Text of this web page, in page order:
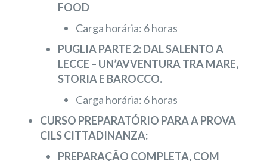
FOOD
Carga horária: 6 horas
PUGLIA PARTE 2: DAL SALENTO A
LECCE – UN’AVVENTURA TRA MARE,
STORIA E BAROCCO.
Carga horária: 6 horas
CURSO PREPARATÓRIO PARA A PROVA
CILS CITTADINANZA:
PREPARAÇÃO COMPLETA, COM